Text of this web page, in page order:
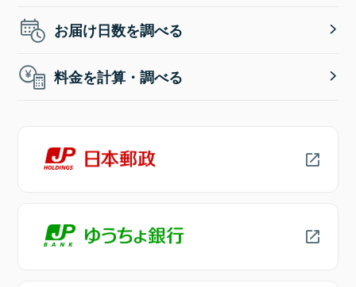
お届け日数を調べる
料金を計算・調べる